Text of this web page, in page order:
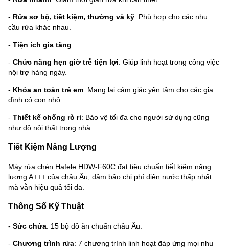
- Rửa sơ bộ, tiết kiệm, thường và kỹ: Phù hợp cho các nhu
cầu rửa khác nhau.
- Tiện ích gia tăng:
- Chức năng hẹn giờ trễ tiện lợi: Giúp linh hoạt trong công việc
nội trợ hàng ngày.
- Khóa an toàn trẻ em: Mang lại cảm giác yên tâm cho các gia
đình có con nhỏ.
- Thiết kế chống rò rỉ: Bảo vệ tối đa cho người sử dụng cũng
như đồ nội thất trong nhà.
Tiết Kiệm Năng Lượng
Máy rửa chén Hafele HDW-F60C đạt tiêu chuẩn tiết kiệm năng
lượng A+++ của châu Âu, đảm bảo chi phí điện nước thấp nhất
mà vẫn hiệu quả tối đa.
Thông Số Kỹ Thuật
- Sức chứa: 15 bộ đồ ăn chuẩn châu Âu.
- Chương trình rửa: 7 chương trình linh hoạt đáp ứng mọi nhu